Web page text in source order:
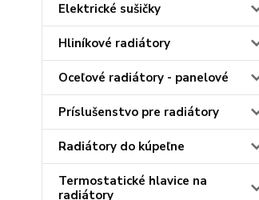
Elektrické sušičky
Hliníkové radiátory
Oceľové radiátory - panelové
Príslušenstvo pre radiátory
Radiátory do kúpeľne
Termostatické hlavice na
radiátory